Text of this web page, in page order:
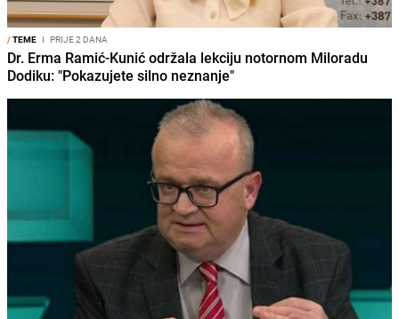
/TEME I PRIJE 2 DANA
Dr. Erma Ramić-Kunić održala lekciju notornom Miloradu
Dodiku: "Pokazujete silno neznanje"